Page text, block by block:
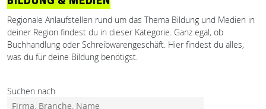
Regionale Anlaufstellen rund um das Thema Bildung und Medien in
deiner Region findest du in dieser Kategorie. Ganz egal, ob
Buchhandlung oder Schreibwarengeschäft. Hier findest du alles,
was du für deine Bildung benötigst.
Suchen nach